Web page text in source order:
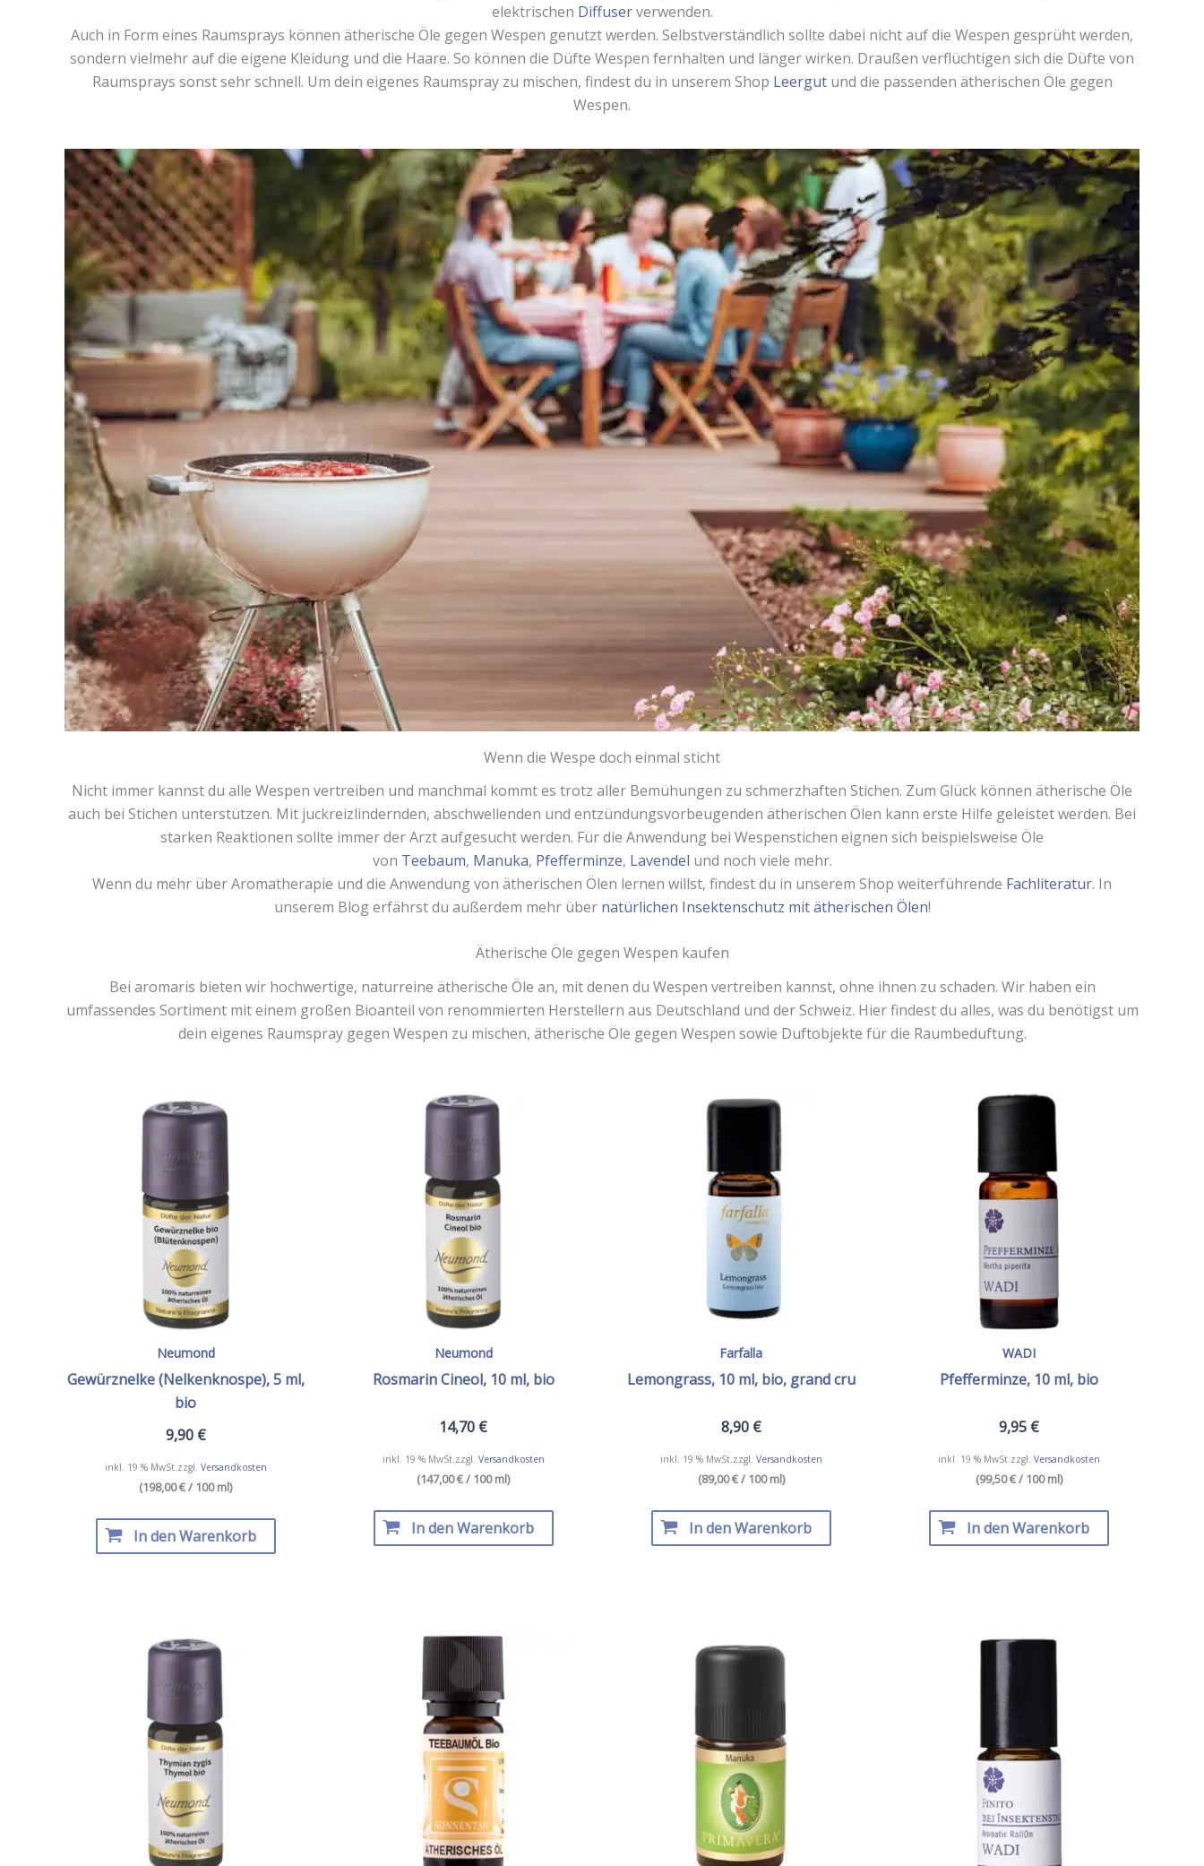
elektrischen Diffuserverwenden.
Auch in Form eines Raumsprays können ätherische Öle gegen Wespen genutzt werden. Selbstverständlich sollte dabei nicht auf die Wespen gesprüht werden,
sondern vielmehr auf die eigene Kleidung und die Haare. So können die Düfte Wespen fernhalten und länger wirken. Draußen verflüchtigen sich die Düfte von
Raumsprays sonst sehr schnell. Um dein eigenes Raumspray zu mischen, findest du in unserem Shop Leergutund die passenden ätherischen Öle gegen
Wespen.
Wenn die Wespe doch einmal sticht
Nicht immer kannst du alle Wespen vertreiben und manchmal kommt es trotz aller Bemühungen zu schmerzhaften Stichen. Zum Glück können ätherische Öle
auch bei Stichen unterstützen. Mit juckreizlindernden, abschwellenden und entzündungsvorbeugenden ätherischen Ölen kann erste Hilfe geleistet werden. Bei
starken Reaktionen sollte immer der Arzt aufgesucht werden. Für die Anwendung bei Wespenstichen eignen sich beispielsweise Öle
von Teebaum, Manuka, Pfefferminze, Lavendel und noch viele mehr.
Wenn du mehr über Aromatherapie und die Anwendung von ätherischen Ölen lernen willst, findest du in unserem Shop weiterführende Fachliteratur. In
unserem Blog erfährst du außerdem mehr über natürlichen Insektenschutz mit ätherischen Ölen!
Ätherische Öle gegen Wespen kaufen
Bei aromaris bieten wir hochwertige, naturreine ätherische Öle an, mit denen du Wespen vertreiben kannst, ohne ihnen zu schaden. Wir haben ein
umfassendes Sortiment mit einem großen Bioanteil von renommierten Herstellern aus Deutschland und der Schweiz. Hier findest du alles, was du benötigst um
dein eigenes Raumspray gegen Wespen zu mischen, ätherische Öle gegen Wespen sowie Duftobjekte für die Raumbeduftung.
Neumond
Gewürznelke (Nelkenknospe), 5 ml,
bio
9,90 €
inkl. 19 % MwSt.zzgl. Versandkosten
(198,00 € / 100 ml)
In den Warenkorb
Neumond
Rosmarin Cineol, 10 ml, bio
14,70 €
inkl. 19 % MwSt.zzgl. Versandkosten
(147,00 € / 100 ml)
In den Warenkorb
Farfalla
Lemongrass, 10 ml, bio, grand cru
8,90 €
inkl. 19 % MwSt.zzgl. Versandkosten
(89,00 € / 100 ml)
In den Warenkorb
WADI
Pfefferminze, 10 ml, bio
9,95 €
inkl. 19 % MwSt.zzgl. Versandkosten
(99,50 € / 100 ml)
In den Warenkorb